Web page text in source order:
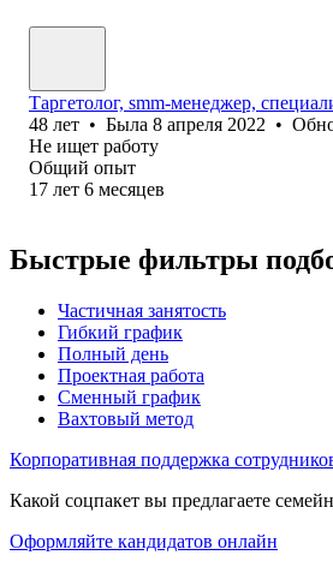
Таргетолог, smm-менеджер,
48 лет • Была 8 апреля 2022 •
Не ищет работу
Общий опыт
17 лет 6 месяцев
Быстрые фильтры
Частичная занятость
Гибкий график
Полный день
Проектная работа
Сменный график
Вахтовый метод
Корпоративная поддержка
Какой соцпакет вы предлагаете
Оформляйте кандидатов онлайн